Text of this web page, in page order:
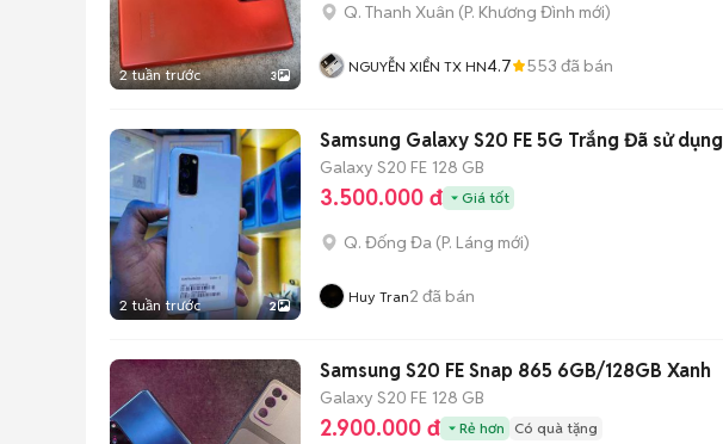
2 tuần trước 3
Q. Thanh Xuân (P. Khương Đình mới)
NGUYỄN XIỂN TX HN4.7 553 đã bán
2 tuần trước 2
Samsung Galaxy S20 FE 5G Trắng Đã sử dụng
Galaxy S20 FE 128 GB
3.500.000 đ Giá tốt
Q. Đống Đa (P. Láng mới)
Huy Tran2 đã bán
Samsung S20 FE Snap 865 6GB/128GB Xanh
Galaxy S20 FE 128 GB
2.900.000 đ Rẻ hơn Có quà tặng